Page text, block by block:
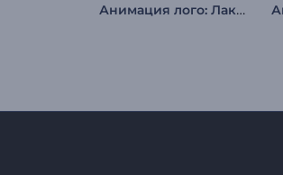
Анимация лого: Лаконичная форма